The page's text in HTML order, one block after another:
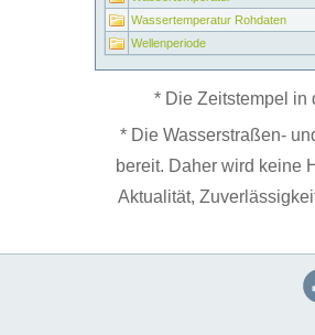
Wassertemperatur Rohdaten
Wellenperiode
* Die Zeitstempel in
* Die Wasserstraßen-
bereit. Daher wird keine
Aktualität,